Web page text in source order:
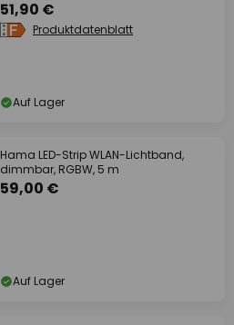
51,90 €
Produktdatenblatt
Auf Lager
Hama LED-Strip WLAN-Lichtband,
dimmbar, RGBW, 5 m
59,00 €
Auf Lager